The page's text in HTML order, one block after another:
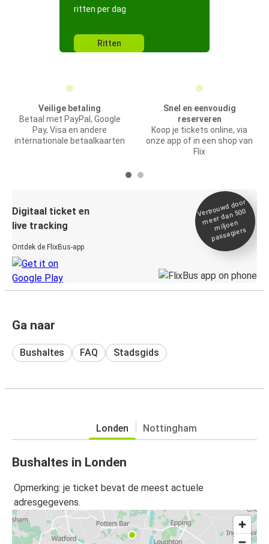
ritten per dag
Ritten
Veilige betaling
Betaal met PayPal, Google
Pay, Visa en andere
internationale betaalkaarten
Snel en eenvoudig
reserveren
Koop je tickets online, via
onze app of in een shop van
Flix
Digitaal ticket en
live tracking
Ontdek de FlixBus-app
Vertrou
wd door
meer dan 500
miljoen
passagiers
Ga naar
Bushaltes FAQ Stadsgids
Londen Nottingham
Bushaltes in Londen
Opmerking: je ticket bevat de meest actuele
adresgegevens.